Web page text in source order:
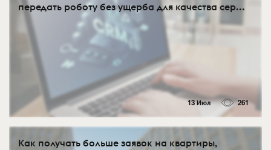
передать роботу без ущерба для качества сер...
13 Июл 261
Как получать больше заявок на квартиры,